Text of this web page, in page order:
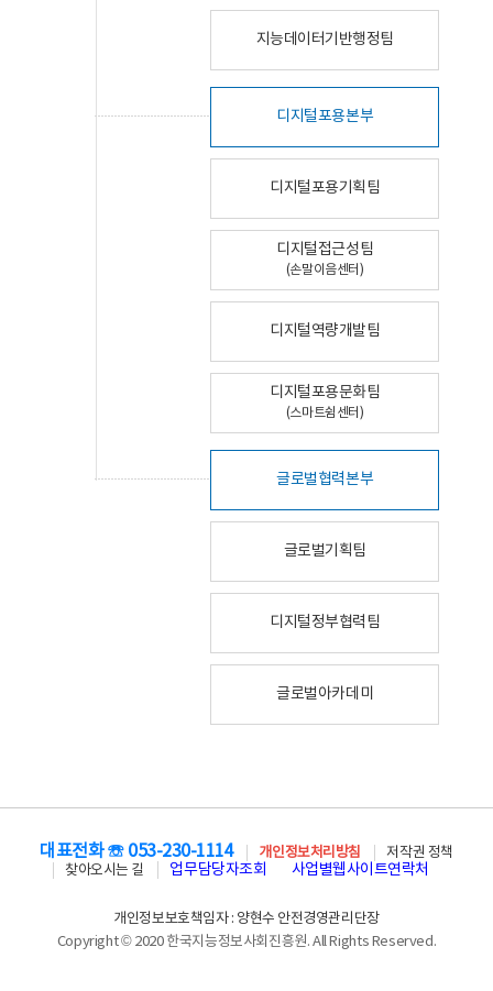
지능데이터기반행정팀
디지털포용본부
디지털포용기획팀
디지털접근성팀
(손말이음센터)
디지털역량개발팀
디지털포용문화팀
(스마트쉼센터)
글로벌협력본부
글로벌기획팀
디지털정부협력팀
글로벌아카데미
대표전화 ☏ 053-230-1114 개인정보처리방침
저작권 정책
찾아오시는 길
업무담당자조회 사업별웹사이트연락처
개인정보보호책임자 : 양현수 안전경영관리단장
Copyright © 2020 한국지능정보사회진흥원. All Rights Reserved.